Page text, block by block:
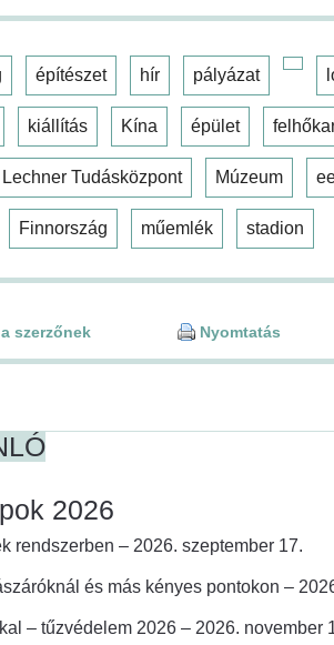
építészet hír pályázat
kiállítás Kína épület
Lechner Tudásközpont Múzeum
Finnország műemlék stadion
szerzőnek Nyomtatás
2026
rendszerben – 2026. szeptember 17.
és más kényes pontokon –
– tűzvédelem 2026 – 2026. november